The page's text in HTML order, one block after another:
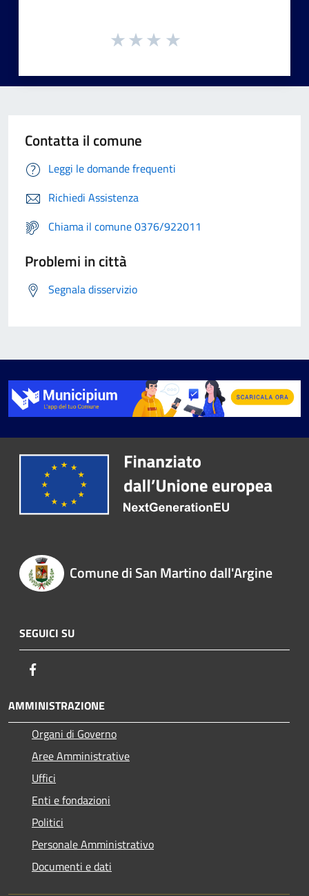
Contatta il comune
Leggi le domande frequenti
Richiedi Assistenza
Chiama il comune 0376/922011
Problemi in città
Segnala disservizio
Comune di San Martino dall'Argine
SEGUICI SU
AMMINISTRAZIONE
Organi di Governo
Aree Amministrative
Uffici
Enti e fondazioni
Politici
Personale Amministrativo
Documenti e dati